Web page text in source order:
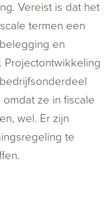
Vereist is dat het
termen een
en
Projectontwikkeling
ze in fiscale
wel. Er zijn
te